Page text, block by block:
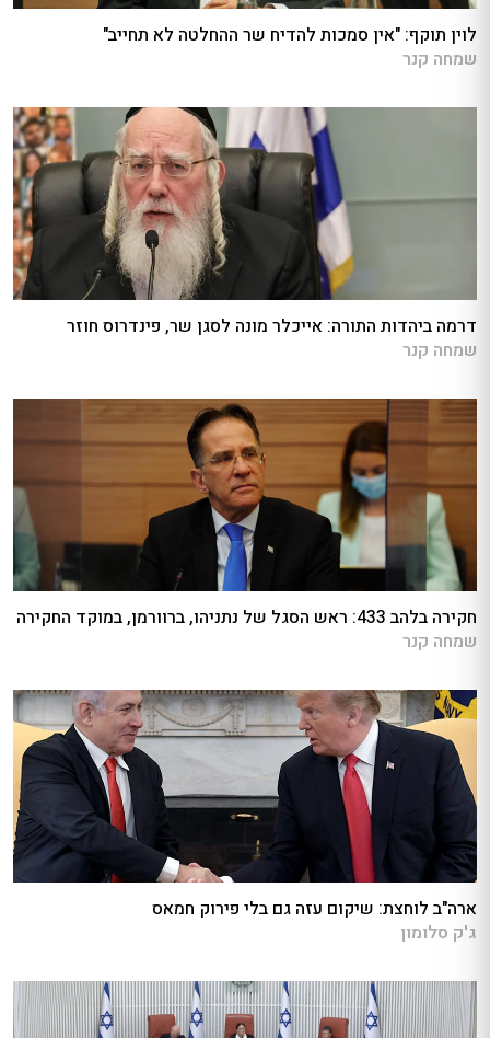
לוין תוקף: "אין סמכות להדיח שר ההחלטה לא תחייב"
שמחה קנר
דרמה ביהדות התורה: אייכלר מונה לסגן שר, פינדרוס חוזר
שמחה קנר
חקירה בלהב 433: ראש הסגל של נתניהו, ברוורמן, במוקד החקירה
שמחה קנר
ארה"ב לוחצת: שיקום עזה גם בלי פירוק חמאס
ג'ק סלומון